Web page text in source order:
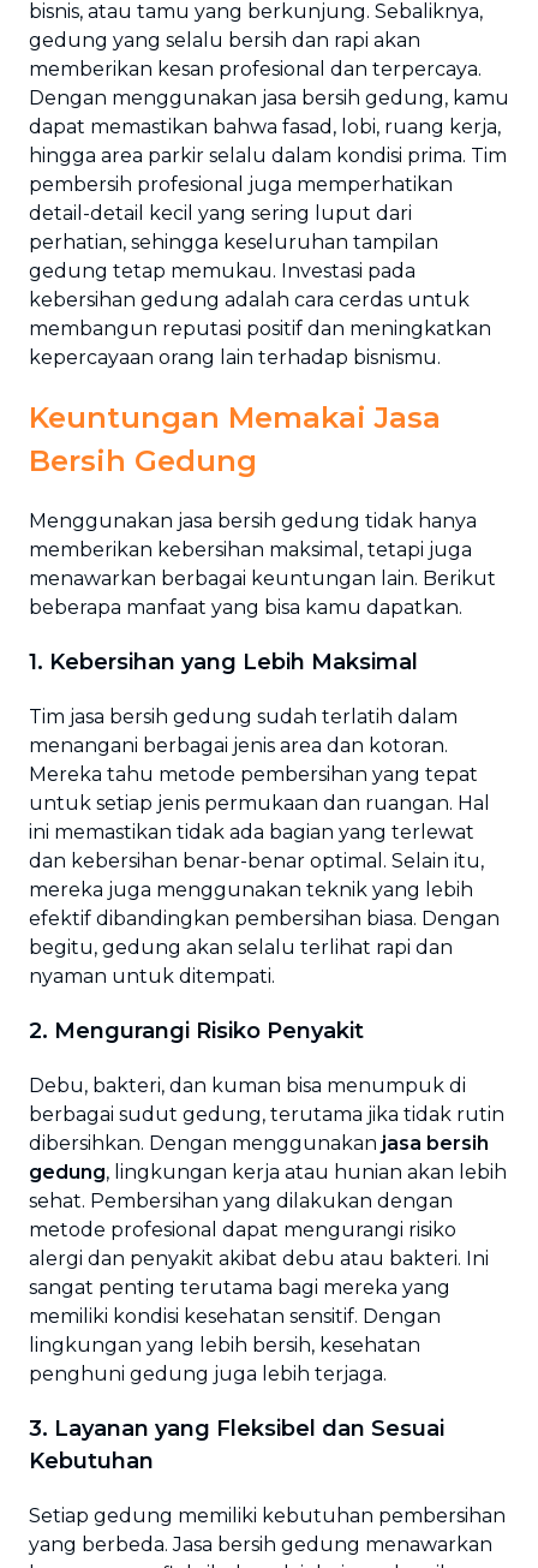
bisnis, atau tamu yang berkunjung. Sebaliknya,
gedung yang selalu bersih dan rapi akan
memberikan kesan profesional dan terpercaya.
Dengan menggunakan jasa bersih gedung, kamu
dapat memastikan bahwa fasad, lobi, ruang kerja,
hingga area parkir selalu dalam kondisi prima. Tim
pembersih profesional juga memperhatikan
detail-detail kecil yang sering luput dari
perhatian, sehingga keseluruhan tampilan
gedung tetap memukau. Investasi pada
kebersihan gedung adalah cara cerdas untuk
membangun reputasi positif dan meningkatkan
kepercayaan orang lain terhadap bisnismu.
Keuntungan Memakai Jasa
Bersih Gedung
Menggunakan jasa bersih gedung tidak hanya
memberikan kebersihan maksimal, tetapi juga
menawarkan berbagai keuntungan lain. Berikut
beberapa manfaat yang bisa kamu dapatkan.
1. Kebersihan yang Lebih Maksimal
Tim jasa bersih gedung sudah terlatih dalam
menangani berbagai jenis area dan kotoran.
Mereka tahu metode pembersihan yang tepat
untuk setiap jenis permukaan dan ruangan. Hal
ini memastikan tidak ada bagian yang terlewat
dan kebersihan benar-benar optimal. Selain itu,
mereka juga menggunakan teknik yang lebih
efektif dibandingkan pembersihan biasa. Dengan
begitu, gedung akan selalu terlihat rapi dan
nyaman untuk ditempati.
2. Mengurangi Risiko Penyakit
Debu, bakteri, dan kuman bisa menumpuk di
berbagai sudut gedung, terutama jika tidak rutin
dibersihkan. Dengan menggunakan jasa bersih
gedung, lingkungan kerja atau hunian akan lebih
sehat. Pembersihan yang dilakukan dengan
metode profesional dapat mengurangi risiko
alergi dan penyakit akibat debu atau bakteri. Ini
sangat penting terutama bagi mereka yang
memiliki kondisi kesehatan sensitif. Dengan
lingkungan yang lebih bersih, kesehatan
penghuni gedung juga lebih terjaga.
3. Layanan yang Fleksibel dan Sesuai
Kebutuhan
Setiap gedung memiliki kebutuhan pembersihan
yang berbeda. Jasa bersih gedung menawarkan